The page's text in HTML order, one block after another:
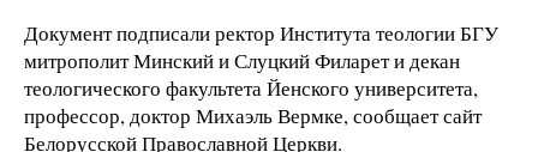
Документ подписали ректор Института теологии БГУ
митрополит Минский и Слуцкий Филарет и декан
теологического факультета Йенского университета,
профессор, доктор Михаэль Вермке, сообщает сайт
Белорусской Православной Церкви.